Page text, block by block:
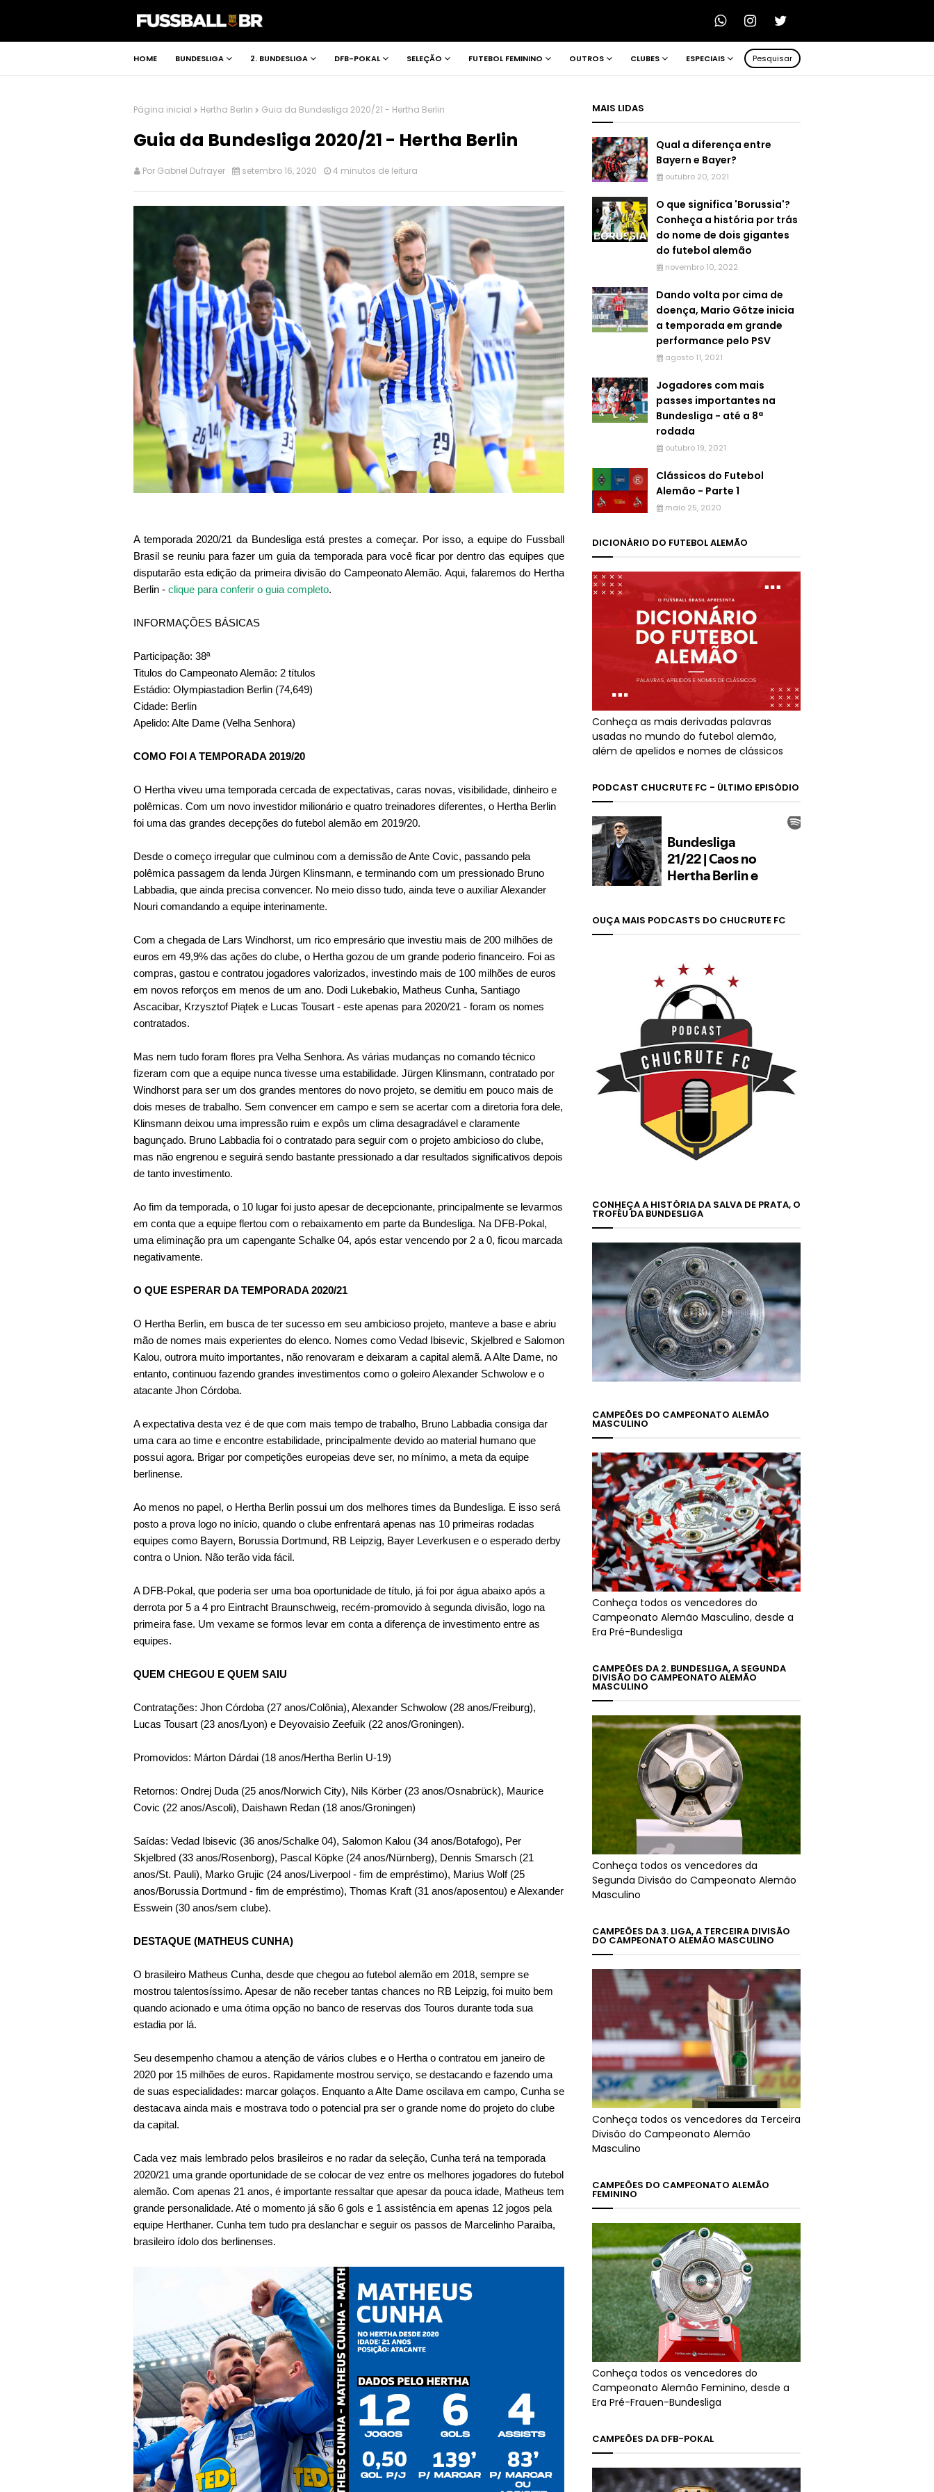
HOME BUNDESLIGA 2. BUNDESLIGA DFB-POKAL SELEÇÃO FUTEBOL FEMININO OUTROS CLUBES ESPECIAIS Pesquisar
Página inicial Hertha Berlin Guia da Bundesliga 2020/21 - Hertha Berlin
Guia da Bundesliga 2020/21 - Hertha Berlin
Por Gabriel Dufrayer setembro 16, 2020 4 minutos de leitura
A temporada 2020/21 da Bundesliga está prestes a começar. Por isso, a equipe do Fussball
Brasil se reuniu para fazer um guia da temporada para você ficar por dentro das equipes que
disputarão esta edição da primeira divisão do Campeonato Alemão. Aqui, falaremos do Hertha
Berlin - clique para conferir o guia completo.
INFORMAÇÕES BÁSICAS
Participação: 38ª
Titulos do Campeonato Alemão: 2 títulos
Estádio: Olympiastadion Berlin (74,649)
Cidade: Berlin
Apelido: Alte Dame (Velha Senhora)
COMO FOI A TEMPORADA 2019/20
O Hertha viveu uma temporada cercada de expectativas, caras novas, visibilidade, dinheiro e
polêmicas. Com um novo investidor milionário e quatro treinadores diferentes, o Hertha Berlin
foi uma das grandes decepções do futebol alemão em 2019/20.
Desde o começo irregular que culminou com a demissão de Ante Covic, passando pela
polêmica passagem da lenda Jürgen Klinsmann, e terminando com um pressionado Bruno
Labbadia, que ainda precisa convencer. No meio disso tudo, ainda teve o auxiliar Alexander
Nouri comandando a equipe interinamente.
Com a chegada de Lars Windhorst, um rico empresário que investiu mais de 200 milhões de
euros em 49,9% das ações do clube, o Hertha gozou de um grande poderio financeiro. Foi as
compras, gastou e contratou jogadores valorizados, investindo mais de 100 milhões de euros
em novos reforços em menos de um ano. Dodi Lukebakio, Matheus Cunha, Santiago
Ascacibar, Krzysztof Piątek e Lucas Tousart - este apenas para 2020/21 - foram os nomes
contratados.
Mas nem tudo foram flores pra Velha Senhora. As várias mudanças no comando técnico
fizeram com que a equipe nunca tivesse uma estabilidade. Jürgen Klinsmann, contratado por
Windhorst para ser um dos grandes mentores do novo projeto, se demitiu em pouco mais de
dois meses de trabalho. Sem convencer em campo e sem se acertar com a diretoria fora dele,
Klinsmann deixou uma impressão ruim e expôs um clima desagradável e claramente
bagunçado. Bruno Labbadia foi o contratado para seguir com o projeto ambicioso do clube,
mas não engrenou e seguirá sendo bastante pressionado a dar resultados significativos depois
de tanto investimento.
Ao fim da temporada, o 10 lugar foi justo apesar de decepcionante, principalmente se levarmos
em conta que a equipe flertou com o rebaixamento em parte da Bundesliga. Na DFB-Pokal,
uma eliminação pra um capengante Schalke 04, após estar vencendo por 2 a 0, ficou marcada
negativamente.
O QUE ESPERAR DA TEMPORADA 2020/21
O Hertha Berlin, em busca de ter sucesso em seu ambicioso projeto, manteve a base e abriu
mão de nomes mais experientes do elenco. Nomes como Vedad Ibisevic, Skjelbred e Salomon
Kalou, outrora muito importantes, não renovaram e deixaram a capital alemã. A Alte Dame, no
entanto, continuou fazendo grandes investimentos como o goleiro Alexander Schwolow e o
atacante Jhon Córdoba.
A expectativa desta vez é de que com mais tempo de trabalho, Bruno Labbadia consiga dar
uma cara ao time e encontre estabilidade, principalmente devido ao material humano que
possui agora. Brigar por competições europeias deve ser, no mínimo, a meta da equipe
berlinense.
Ao menos no papel, o Hertha Berlin possui um dos melhores times da Bundesliga. E isso será
posto a prova logo no início, quando o clube enfrentará apenas nas 10 primeiras rodadas
equipes como Bayern, Borussia Dortmund, RB Leipzig, Bayer Leverkusen e o esperado derby
contra o Union. Não terão vida fácil.
A DFB-Pokal, que poderia ser uma boa oportunidade de título, já foi por água abaixo após a
derrota por 5 a 4 pro Eintracht Braunschweig, recém-promovido à segunda divisão, logo na
primeira fase. Um vexame se formos levar em conta a diferença de investimento entre as
equipes.
QUEM CHEGOU E QUEM SAIU
Contratações: Jhon Córdoba (27 anos/Colônia), Alexander Schwolow (28 anos/Freiburg),
Lucas Tousart (23 anos/Lyon) e Deyovaisio Zeefuik (22 anos/Groningen).
Promovidos: Márton Dárdai (18 anos/Hertha Berlin U-19)
Retornos: Ondrej Duda (25 anos/Norwich City), Nils Körber (23 anos/Osnabrück), Maurice
Covic (22 anos/Ascoli), Daishawn Redan (18 anos/Groningen)
Saídas: Vedad Ibisevic (36 anos/Schalke 04), Salomon Kalou (34 anos/Botafogo), Per
Skjelbred (33 anos/Rosenborg), Pascal Köpke (24 anos/Nürnberg), Dennis Smarsch (21
anos/St. Pauli), Marko Grujic (24 anos/Liverpool - fim de empréstimo), Marius Wolf (25
anos/Borussia Dortmund - fim de empréstimo), Thomas Kraft (31 anos/aposentou) e Alexander
Esswein (30 anos/sem clube).
DESTAQUE (MATHEUS CUNHA)
O brasileiro Matheus Cunha, desde que chegou ao futebol alemão em 2018, sempre se
mostrou talentosíssimo. Apesar de não receber tantas chances no RB Leipzig, foi muito bem
quando acionado e uma ótima opção no banco de reservas dos Touros durante toda sua
estadia por lá.
Seu desempenho chamou a atenção de vários clubes e o Hertha o contratou em janeiro de
2020 por 15 milhões de euros. Rapidamente mostrou serviço, se destacando e fazendo uma
de suas especialidades: marcar golaços. Enquanto a Alte Dame oscilava em campo, Cunha se
destacava ainda mais e mostrava todo o potencial pra ser o grande nome do projeto do clube
da capital.
Cada vez mais lembrado pelos brasileiros e no radar da seleção, Cunha terá na temporada
2020/21 uma grande oportunidade de se colocar de vez entre os melhores jogadores do futebol
alemão. Com apenas 21 anos, é importante ressaltar que apesar da pouca idade, Matheus tem
grande personalidade. Até o momento já são 6 gols e 1 assistência em apenas 12 jogos pela
equipe Herthaner. Cunha tem tudo pra deslanchar e seguir os passos de Marcelinho Paraíba,
brasileiro ídolo dos berlinenses.
MAIS LIDAS
Qual a diferença entre
Bayern e Bayer?
outubro 20, 2021
O que significa 'Borussia'?
Conheça a história por trás
do nome de dois gigantes
do futebol alemão
novembro 10, 2022
Dando volta por cima de
doença, Mario Götze inicia
a temporada em grande
performance pelo PSV
agosto 11, 2021
Jogadores com mais
passes importantes na
Bundesliga - até a 8ª
rodada
outubro 19, 2021
Clássicos do Futebol
Alemão - Parte 1
maio 25, 2020
DICIONÁRIO DO FUTEBOL ALEMÃO
Conheça as mais derivadas palavras
usadas no mundo do futebol alemão,
além de apelidos e nomes de clássicos
PODCAST CHUCRUTE FC - ÚLTIMO EPISÓDIO
OUÇA MAIS PODCASTS DO CHUCRUTE FC
CONHEÇA A HISTÓRIA DA SALVA DE PRATA, O
TROFÉU DA BUNDESLIGA
CAMPEÕES DO CAMPEONATO ALEMÃO
MASCULINO
Conheça todos os vencedores do
Campeonato Alemão Masculino, desde a
Era Pré-Bundesliga
CAMPEÕES DA 2. BUNDESLIGA, A SEGUNDA
DIVISÃO DO CAMPEONATO ALEMÃO
MASCULINO
Conheça todos os vencedores da
Segunda Divisão do Campeonato Alemão
Masculino
CAMPEÕES DA 3. LIGA, A TERCEIRA DIVISÃO
DO CAMPEONATO ALEMÃO MASCULINO
Conheça todos os vencedores da Terceira
Divisão do Campeonato Alemão
Masculino
CAMPEÕES DO CAMPEONATO ALEMÃO
FEMININO
Conheça todos os vencedores do
Campeonato Alemão Feminino, desde a
Era Pré-Frauen-Bundesliga
CAMPEÕES DA DFB-POKAL